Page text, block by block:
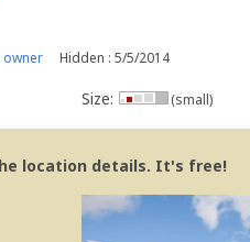
Hidden : 5/5/2014
Size: (small)
location details. It's free!